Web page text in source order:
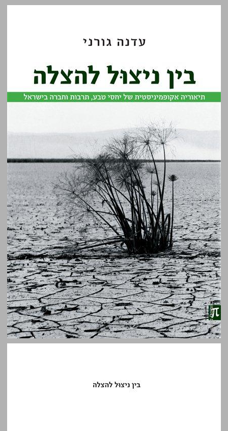
בין ניצול להצלה תיאוריה אקופמיניסטית של יחסי טבע, תרבות וחברה בישראל ... 0